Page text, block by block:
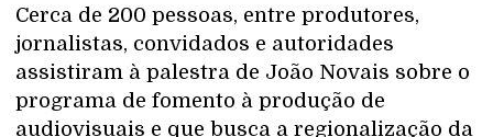
Cerca de 200 pessoas, entre produtores,
jornalistas, convidados e autoridades
assistiram à palestra de João Novais sobre o
programa de fomento à produção de
audiovisuais e que busca a regionalização da